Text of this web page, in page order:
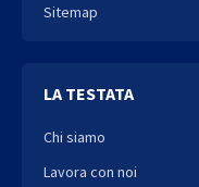
Sitemap
LA TESTATA
Chi siamo
Lavora con noi